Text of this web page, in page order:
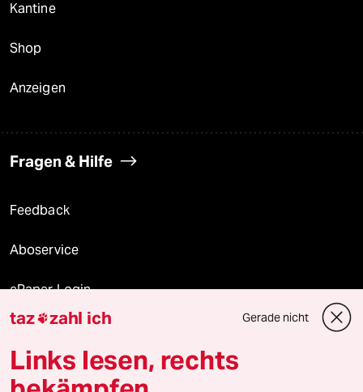
Kantine
Shop
Anzeigen
Fragen & Hilfe
Feedback
Aboservice
ePaper Login
Downloads für Abonnierende
taz zahl ich Gerade nicht
Links lesen, rechts